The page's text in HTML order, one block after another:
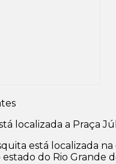
localizada a Praça
está localizada na
estado do Rio Grande